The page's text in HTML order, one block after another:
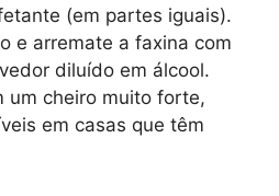
(em partes iguais).
e arremate a faxina com
diluído em álcool.
um cheiro muito forte,
em casas que têm